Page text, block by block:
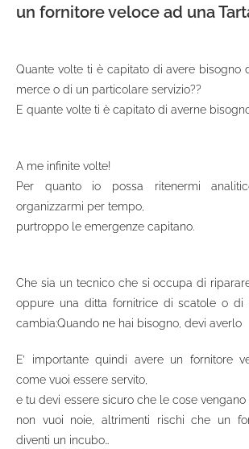
un fornitore veloce ad una
Quante volte ti è capitato di avere bisogno
merce o di un particolare servizio??
E quante volte ti è capitato di averne
A me infinite volte!
Per quanto io possa ritenermi
organizzarmi per tempo,
purtroppo le emergenze capitano.
Che sia un tecnico che si occupa di
oppure una ditta fornitrice di scatole o di
cambia:Quando ne hai bisogno, devi averlo
E’ importante quindi avere un fornitore
come vuoi essere servito,
e tu devi essere sicuro che le cose
non vuoi noie, altrimenti rischi che un
diventi un incubo…